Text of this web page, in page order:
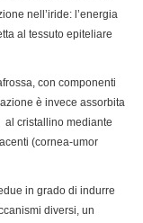
nell’iride: l’energia
al tessuto epiteliare
con componenti
è invece assorbita
cristallino mediante
(cornea-umor
in grado di indurre
diversi, un